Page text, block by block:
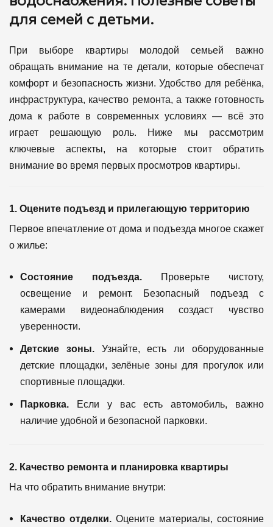
для семей с детьми.
При выборе квартиры молодой семьей важно
обращать внимание на те детали, которые обеспечат
комфорт и безопасность жизни. Удобство для ребёнка,
инфраструктура, качество ремонта, а также готовность
дома к работе в современных условиях — всё это
играет решающую роль. Ниже мы рассмотрим
ключевые аспекты, на которые стоит обратить
внимание во время первых просмотров квартиры.
1. Оцените подъезд и прилегающую территорию
Первое впечатление от дома и подъезда многое скажет
о жилье:
Состояние подъезда. Проверьте чистоту,
освещение и ремонт. Безопасный подъезд с
камерами видеонаблюдения создаст чувство
уверенности.
Детские зоны.Узнайте, есть ли оборудованные
детские площадки, зелёные зоны для прогулок или
спортивные площадки.
Парковка. Если у вас есть автомобиль, важно
наличие удобной и безопасной парковки.
2. Качество ремонта и планировка квартиры
На что обратить внимание внутри:
Качество отделки. Оцените материалы, состояние